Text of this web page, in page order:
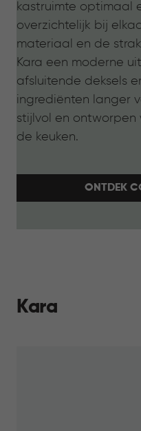
kastruimte optimaal
overzichtelijk bij
materiaal en de
Kara een moderne
afsluitende deksels
ingrediënten langer
stijlvol en ontworpen
de keuken.
ONTDEK
Kara